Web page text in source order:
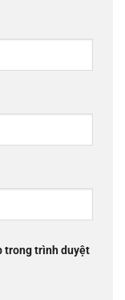
trong trình duyệt